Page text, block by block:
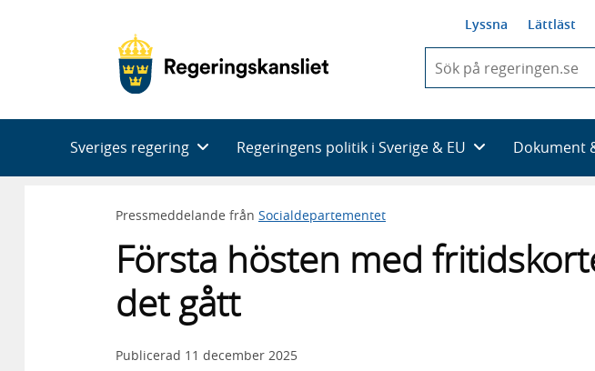
Lyssna Lättläst
du
skriva
framträder
en
Sveriges regering Regeringens politik i Sverige & EU Dokument
Pressmeddelande från Socialdepartementet
Första hösten med
det gått
Publicerad 11 december 2025